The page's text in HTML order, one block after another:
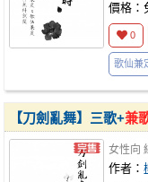
價格：
0
歌仙兼
【刀劍亂舞】三歌+兼
女性向
作者：